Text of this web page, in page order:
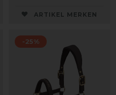
ARTIKEL MERKEN
-25%